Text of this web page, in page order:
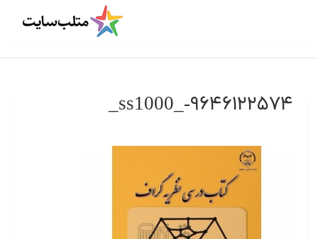
۹۶۴۶۱۲۲۵۷۴-_ss1000_